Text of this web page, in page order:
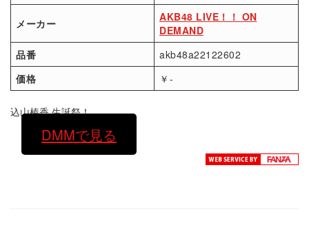
メーカー
AKB48 LIVE！！ ON
DEMAND
品番
akb48a22122602
価格
￥-
込山榛香 生誕祭！
DMMで見る